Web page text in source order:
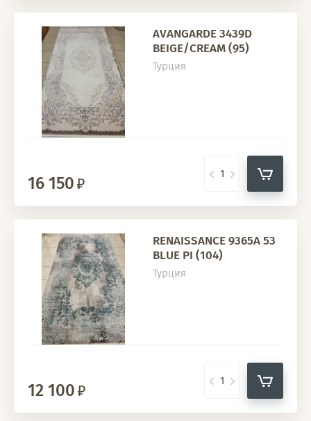
AVANGARDE 3439D
BEIGE/CREAM (95)
Турция
16 150
RENAISSANCE 9365A 53
BLUE PI (104)
Турция
12 100